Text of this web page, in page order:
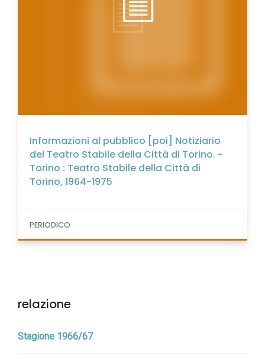
Informazioni al pubblico [poi] Notiziario
del Teatro Stabile della Città di Torino. -
Torino : Teatro Stabile della Città di
Torino, 1964-1975
PERIODICO
relazione
Stagione 1966/67